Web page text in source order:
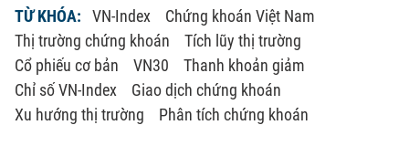
TỪ KHÓA: VN-Index
Chứng khoán Việt Nam
Thị trường chứng khoán
Tích lũy thị trường
Cổ phiếu cơ bản
VN30
Thanh khoản giảm
Chỉ số VN-Index
Giao dịch chứng khoán
Xu hướng thị trường
Phân tích chứng khoán